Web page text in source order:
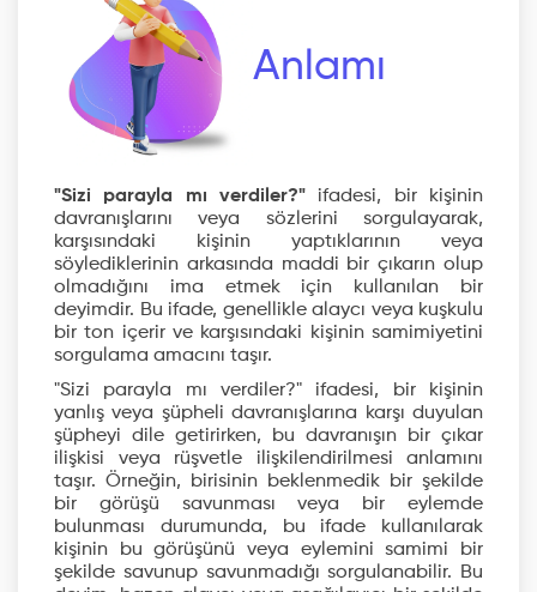
Anlamı
"Sizi parayla mı verdiler?" ifadesi, bir kişinin
davranışlarını veya sözlerini sorgulayarak,
karşısındaki kişinin yaptıklarının veya
söylediklerinin arkasında maddi bir çıkarın olup
olmadığını ima etmek için kullanılan bir
deyimdir. Bu ifade, genellikle alaycı veya kuşkulu
bir ton içerir ve karşısındaki kişinin samimiyetini
sorgulama amacını taşır.
"Sizi parayla mı verdiler?" ifadesi, bir kişinin
yanlış veya şüpheli davranışlarına karşı duyulan
şüpheyi dile getirirken, bu davranışın bir çıkar
ilişkisi veya rüşvetle ilişkilendirilmesi anlamını
taşır. Örneğin, birisinin beklenmedik bir şekilde
bir görüşü savunması veya bir eylemde
bulunması durumunda, bu ifade kullanılarak
kişinin bu görüşünü veya eylemini samimi bir
şekilde savunup savunmadığı sorgulanabilir. Bu